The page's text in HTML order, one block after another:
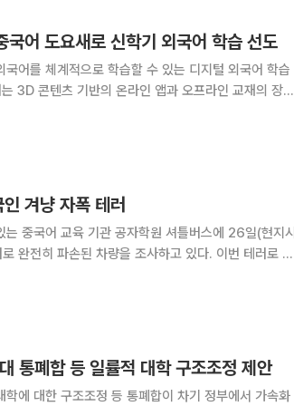
어 도요새로 신학기 외국어 학습 선도
어를 체계적으로 학습할 수 있는 디지털 외국어 학습
경우에 한해 전
겨냥 자폭 테러
중국어 교육 기관 공자학원 셔틀버스에 26일(현지시
완전히 파손된 차량을 조사하고 있다. 이번 테러로 공
키스탄 분리주의 집단
통폐합 등 일률적 대학 구조조정 제안
에 대한 구조조정 등 통폐합이 차기 정부에서 가속화